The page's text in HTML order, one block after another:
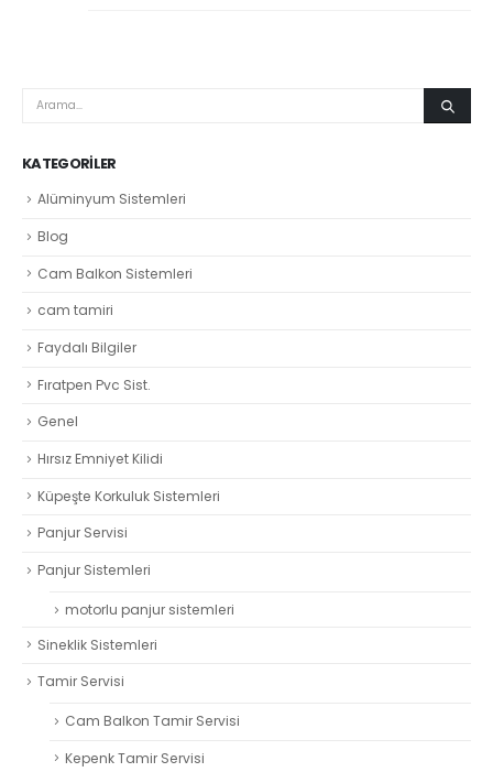
KATEGORILER
Alüminyum Sistemleri
Blog
Cam Balkon Sistemleri
cam tamiri
Faydalı Bilgiler
Fıratpen Pvc Sist.
Genel
Hırsız Emniyet Kilidi
Küpeşte Korkuluk Sistemleri
Panjur Servisi
Panjur Sistemleri
motorlu panjur sistemleri
Sineklik Sistemleri
Tamir Servisi
Cam Balkon Tamir Servisi
Kepenk Tamir Servisi